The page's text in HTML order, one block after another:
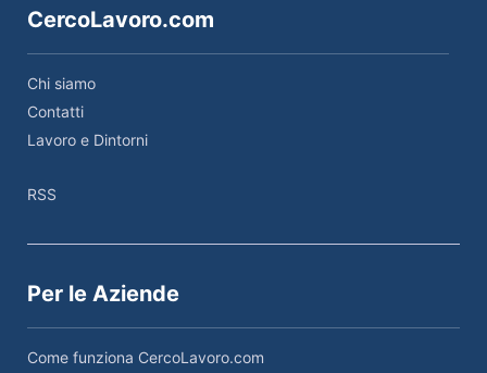
CercoLavoro.com
Chi siamo
Contatti
Lavoro e Dintorni
RSS
Per le Aziende
Come funziona CercoLavoro.com